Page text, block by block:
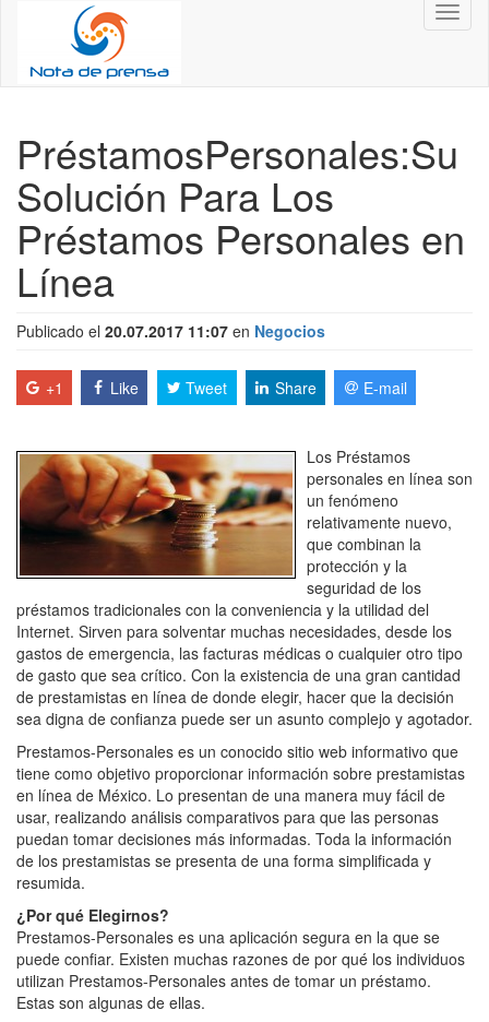
PréstamosPersonales:Su
Solución Para Los
Préstamos Personales en
Línea
Publicado el 20.07.2017 11:07 en Negocios
+1 Like Tweet Share E-mail
Los Préstamos
personales en línea son
un fenómeno
relativamente nuevo,
que combinan la
protección y la
seguridad de los
préstamos tradicionales con la conveniencia y la utilidad del
Internet. Sirven para solventar muchas necesidades, desde los
gastos de emergencia, las facturas médicas o cualquier otro tipo
de gasto que sea crítico. Con la existencia de una gran cantidad
de prestamistas en línea de donde elegir, hacer que la decisión
sea digna de confianza puede ser un asunto complejo y agotador.
Prestamos-Personales es un conocido sitio web informativo que
tiene como objetivo proporcionar información sobre prestamistas
en línea de México. Lo presentan de una manera muy fácil de
usar, realizando análisis comparativos para que las personas
puedan tomar decisiones más informadas. Toda la información
de los prestamistas se presenta de una forma simplificada y
resumida.
¿Por qué Elegirnos?
Prestamos-Personales es una aplicación segura en la que se
puede confiar. Existen muchas razones de por qué los individuos
utilizan Prestamos-Personales antes de tomar un préstamo.
Estas son algunas de ellas.